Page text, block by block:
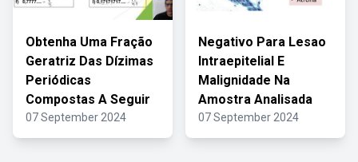
Obtenha Uma Fração
Geratriz Das Dízimas
Periódicas
Compostas A Seguir
07 September 2024
Negativo Para Lesao
Intraepitelial E
Malignidade Na
Amostra Analisada
07 September 2024